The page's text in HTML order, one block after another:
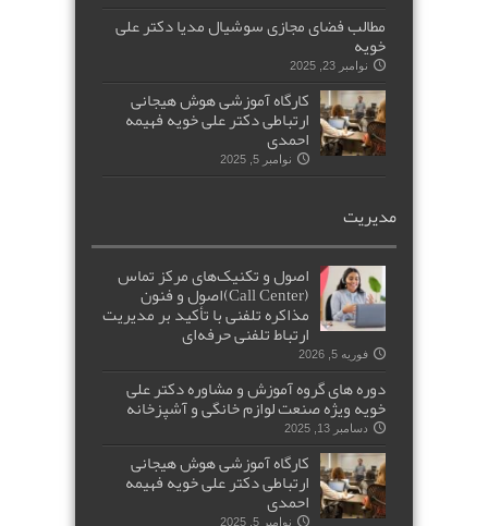
مطالب فضای مجازی سوشیال مدیا دکتر علی
خویه
نوامبر 23, 2025
کارگاه آموزشی هوش هیجانی
ارتباطی دکتر علی خویه فهیمه
احمدی
نوامبر 5, 2025
مدیریت
اصول و تکنیک‌های مرکز تماس
(Call Center)اصول و فنون
مذاکره تلفنی با تأکید بر مدیریت
ارتباط تلفنی حرفه‌ای
فوریه 5, 2026
دوره های گروه آموزش و مشاوره دکتر علی
خویه ویژه صنعت لوازم خانگی و آشپزخانه
دسامبر 13, 2025
کارگاه آموزشی هوش هیجانی
ارتباطی دکتر علی خویه فهیمه
احمدی
نوامبر 5, 2025